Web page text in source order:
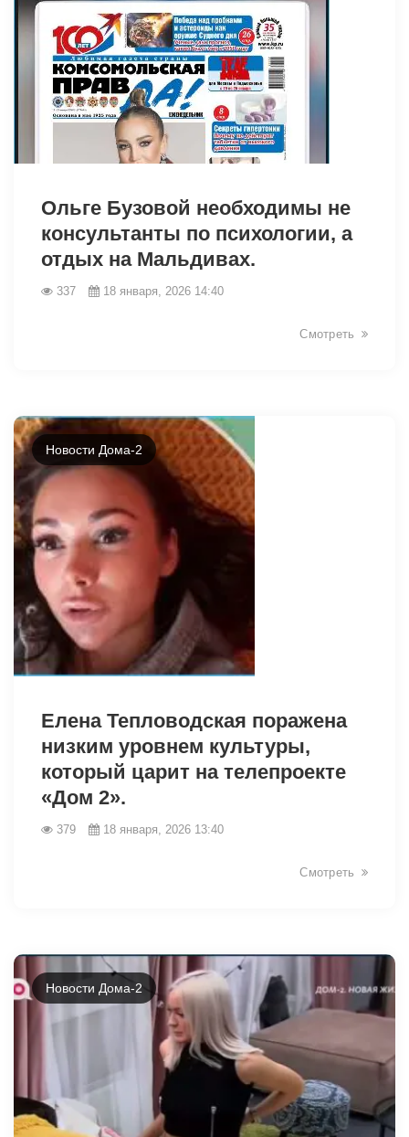
Ольге Бузовой необходимы не
консультанты по психологии, а
отдых на Мальдивах.
337 18 января, 2026 14:40
Смотреть
Новости Дома-2
Елена Тепловодская поражена
низким уровнем культуры,
который царит на телепроекте
«Дом 2».
379 18 января, 2026 13:40
Смотреть
Новости Дома-2